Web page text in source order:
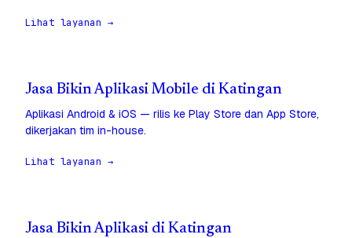
Lihat layanan →
Jasa Bikin Aplikasi Mobile di Katingan
Aplikasi Android & iOS — rilis ke Play Store dan App Store,
dikerjakan tim in-house.
Lihat layanan →
Jasa Bikin Aplikasi di Katingan